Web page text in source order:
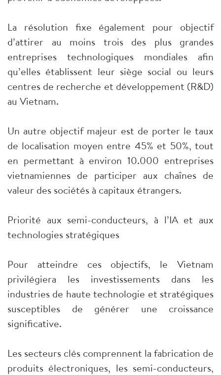
La résolution fixe également pour objectif
d’attirer au moins trois des plus grandes
entreprises technologiques mondiales afin
qu’elles établissent leur siège social ou leurs
centres de recherche et développement (R&D)
au Vietnam.
Un autre objectif majeur est de porter le taux
de localisation moyen entre 45% et 50%, tout
en permettant à environ 10.000 entreprises
vietnamiennes de participer aux chaînes de
valeur des sociétés à capitaux étrangers.
Priorité aux semi-conducteurs, à l’IA et aux
technologies stratégiques
Pour atteindre ces objectifs, le Vietnam
privilégiera les investissements dans les
industries de haute technologie et stratégiques
susceptibles de générer une croissance
significative.
Les secteurs clés comprennent la fabrication de
produits électroniques, les semi-conducteurs,